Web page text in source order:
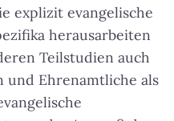
explizit evangelische
herausarbeiten
Teilstudien auch
und Ehrenamtliche als